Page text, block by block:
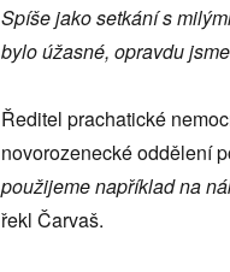
Spíše jako setkání s
bylo úžasné, opravdu
Ředitel prachatické
novorozenecké oddělení
použijeme například na
řekl Čarvaš.